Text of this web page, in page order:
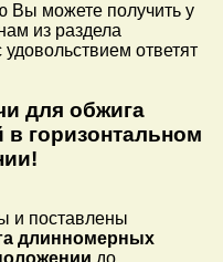
можете получить у
из раздела
ответят
для обжига
горизонтальном
и поставлены
длинномерных
до